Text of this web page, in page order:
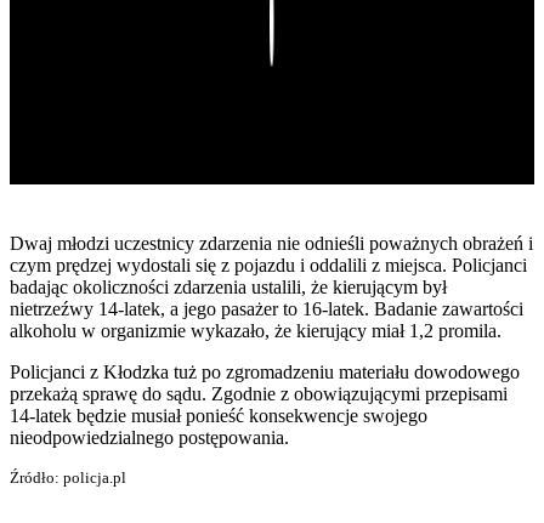
Dwaj młodzi uczestnicy zdarzenia nie odnieśli poważnych obrażeń i
czym prędzej wydostali się z pojazdu i oddalili z miejsca. Policjanci
badając okoliczności zdarzenia ustalili, że kierującym był
nietrzeźwy 14-latek, a jego pasażer to 16-latek. Badanie zawartości
alkoholu w organizmie wykazało, że kierujący miał 1,2 promila.
Policjanci z Kłodzka tuż po zgromadzeniu materiału dowodowego
przekażą sprawę do sądu. Zgodnie z obowiązującymi przepisami
14-latek będzie musiał ponieść konsekwencje swojego
nieodpowiedzialnego postępowania.
Źródło: policja.pl